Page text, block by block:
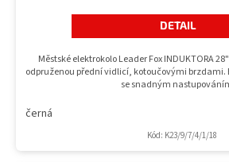
DETAIL
Městské elektrokolo Leader Fox INDUKTORA
odpruženou přední vidlicí, kotoučovými brzdami.
se snadným
černá
Kód: K23/9/7/4/1/18